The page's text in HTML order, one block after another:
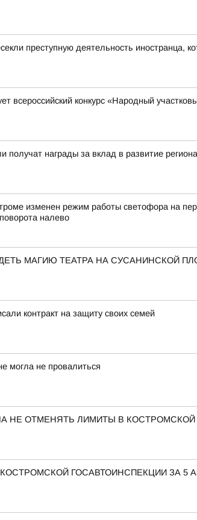
преступную деятельность
всероссийский конкурс «Народный
получат награды за вклад в развитие региона
изменен режим работы светофора на
налево
МАГИЮ ТЕАТРА НА СУСАНИНСКОЙ
контракт на защиту своих семей
могла не провалиться
НЕ ОТМЕНЯТЬ ЛИМИТЫ В
ГОСАВТОИНСПЕКЦИИ ЗА 5